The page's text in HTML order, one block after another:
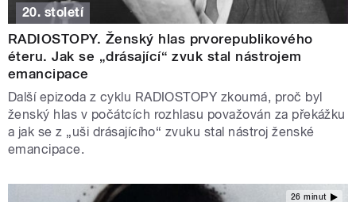
20. století
RADIOSTOPY. Ženský hlas prvorepublikového
éteru. Jak se „drásající“ zvuk stal nástrojem
emancipace
Další epizoda z cyklu RADIOSTOPY zkoumá, proč byl
ženský hlas v počátcích rozhlasu považován za překážku
a jak se z „uši drásajícího“ zvuku stal nástroj ženské
emancipace.
26 minut